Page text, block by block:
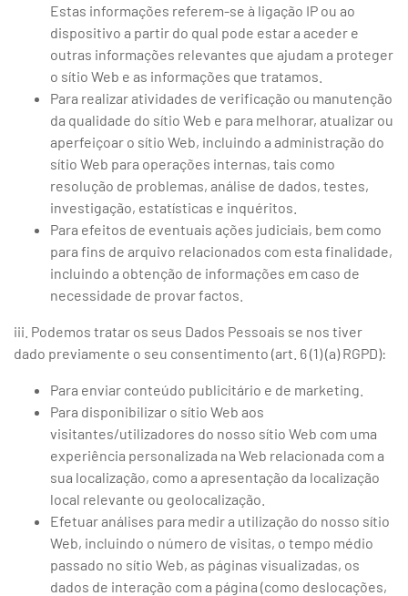
Estas informações referem-se à ligação IP ou ao
dispositivo a partir do qual pode estar a aceder e
outras informações relevantes que ajudam a proteger
o sítio Web e as informações que tratamos.
Para realizar atividades de verificação ou manutenção
da qualidade do sítio Web e para melhorar, atualizar ou
aperfeiçoar o sítio Web, incluindo a administração do
sítio Web para operações internas, tais como
resolução de problemas, análise de dados, testes,
investigação, estatísticas e inquéritos.
Para efeitos de eventuais ações judiciais, bem como
para fins de arquivo relacionados com esta finalidade,
incluindo a obtenção de informações em caso de
necessidade de provar factos.
iii. Podemos tratar os seus Dados Pessoais se nos tiver
dado previamente o seu consentimento (art. 6 (1) (a) RGPD):
Para enviar conteúdo publicitário e de marketing.
Para disponibilizar o sítio Web aos
visitantes/utilizadores do nosso sítio Web com uma
experiência personalizada na Web relacionada com a
sua localização, como a apresentação da localização
local relevante ou geolocalização.
Efetuar análises para medir a utilização do nosso sítio
Web, incluindo o número de visitas, o tempo médio
passado no sítio Web, as páginas visualizadas, os
dados de interação com a página (como deslocações,